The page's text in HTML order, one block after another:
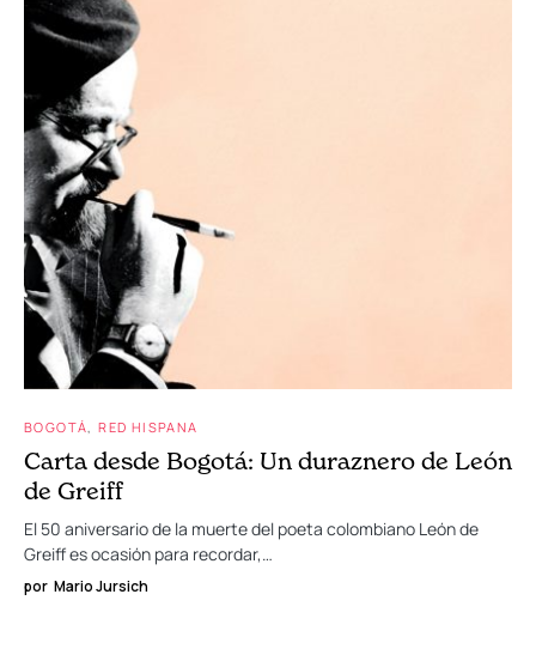
BOGOTÁ RED HISPANA
Carta desde Bogotá: Un duraznero de León
de Greiff
El 50 aniversario de la muerte del poeta colombiano León de
Greiff es ocasión para recordar,…
por Mario Jursich